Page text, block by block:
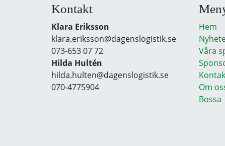
Kontakt
Klara Eriksson
klara.eriksson@dagenslogistik.se
073-653 07 72
Hilda Hultén
hilda.hulten@dagenslogistik.se
070-4775904
Hem
Våra
Om
Bossa